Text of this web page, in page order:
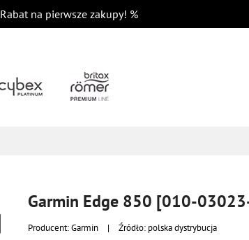
Rabat na pierwsze zakupy! %
Garmin Edge 850 [010-
Producent:Garmin | Źródło: polska dystrybucja